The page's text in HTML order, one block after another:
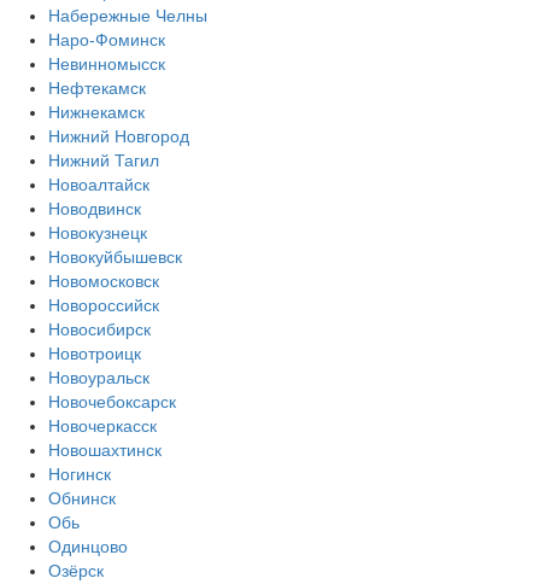
Набережные Челны
Наро-Фоминск
Невинномысск
Нефтекамск
Нижнекамск
Нижний Новгород
Нижний Тагил
Новоалтайск
Новодвинск
Новокузнецк
Новокуйбышевск
Новомосковск
Новороссийск
Новосибирск
Новотроицк
Новоуральск
Новочебоксарск
Новочеркасск
Новошахтинск
Ногинск
Обнинск
Обь
Одинцово
Озёрск